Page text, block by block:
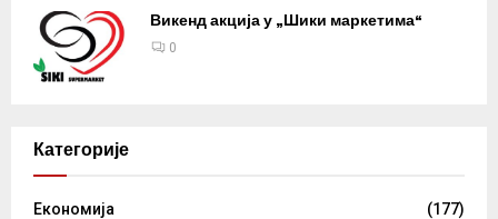
Викенд акција у „Шики маркетима“
0
Категорије
Eкономија
(177)